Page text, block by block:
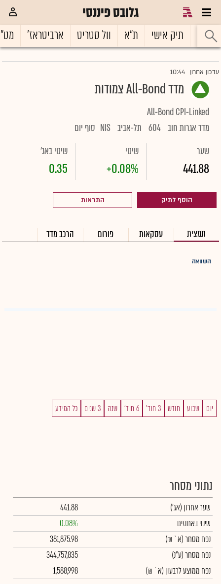
גלובס פיננסי
ראשי תיק אישי ת"א וול סטריט ארביטראז'
עדכון אחרון 10:44
מדד All-Bond צמודות
All-Bond CPI-Linked
מדד אגרות חוב 604 תל-אביב NIS סוף יום
שער
441.88
שינוי
+0.08%
שינוי באג'
0.35
הוסף לתיק התראות
תמצית עסקאות פורום הרכב מדד
השוואה
יום שבוע חודש 3 חוד' 6 חוד' שנה 3 שנים כל המידע
נתוני מסחר
שער אחרון (אג')
441.88
שינוי באחוזים
0.08%
נפח מסחר(א` ₪)
381,875.98
נפח מסחר(ע"נ)
344,757,835
נפח ממוצע לרבעון (א` ₪)
1,588,998